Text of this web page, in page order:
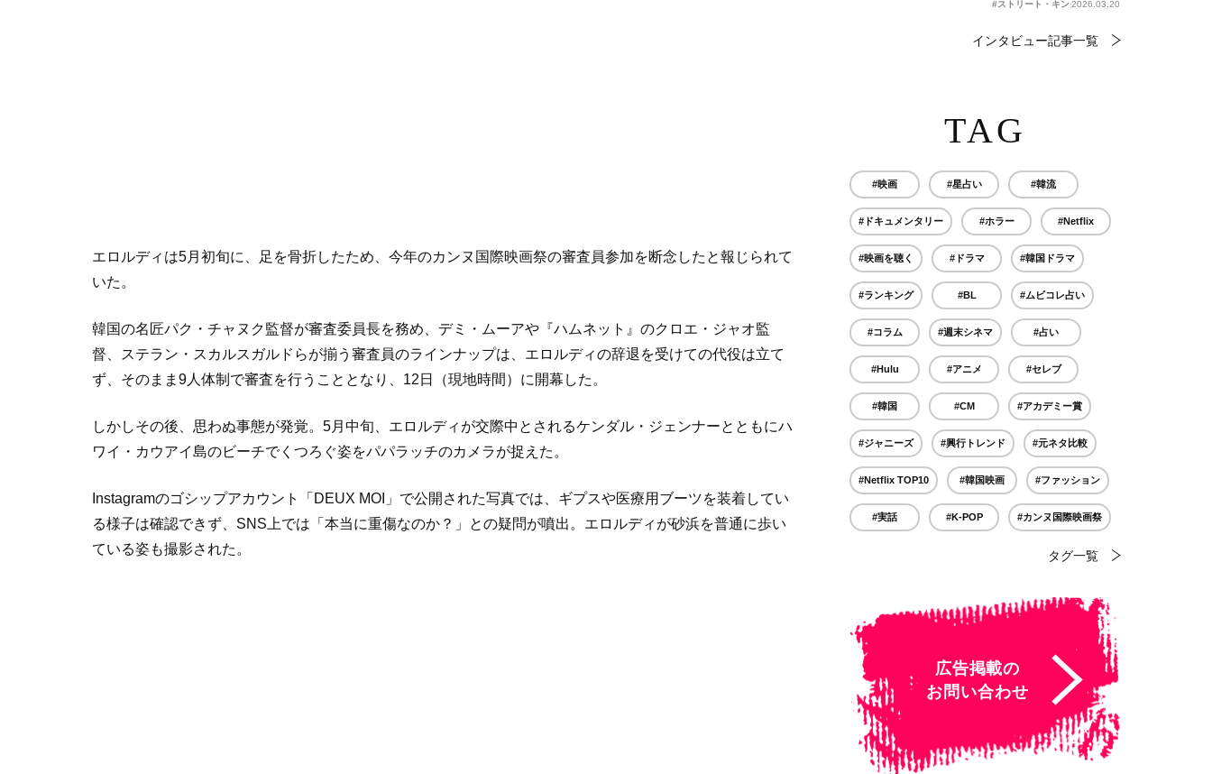
エロルディは5月初旬に、足を骨折したため、今年のカンヌ国際映画祭の審査員参加を断念したと報じられて
いた。
韓国の名匠パク・チャヌク監督が審査委員長を務め、デミ・ムーアや『ハムネット』のクロエ・ジャオ監
督、ステラン・スカルスガルドらが揃う審査員のラインナップは、エロルディの辞退を受けての代役は立て
ず、そのまま9人体制で審査を行うこととなり、12日（現地時間）に開幕した。
しかしその後、思わぬ事態が発覚。5月中旬、エロルディが交際中とされるケンダル・ジェンナーとともにハ
ワイ・カウアイ島のビーチでくつろぐ姿をパパラッチのカメラが捉えた。
Instagramのゴシップアカウント「DEUX MOI」で公開された写真では、ギプスや医療用ブーツを装着してい
る様子は確認できず、SNS上では「本当に重傷なのか？」との疑問が噴出。エロルディが砂浜を普通に歩い
ている姿も撮影された。
#ストリート・キングダム 自分の音を鳴らせ。
2026.03.20
インタビュー記事一覧
TAG
#映画 #星占い #韓流
#ドキュメンタリー #ホラー #Netflix
#映画を聴く #ドラマ #韓国ドラマ
#ランキング #BL #ムビコレ占い
#コラム #週末シネマ #占い
#Hulu #アニメ #セレブ
#韓国 #CM #アカデミー賞
#ジャニーズ #興行トレンド #元ネタ比較
#Netflix TOP10 #韓国映画 #ファッション
#実話 #K-POP #カンヌ国際映画祭
タグ一覧
広告掲載の
お問い合わせ